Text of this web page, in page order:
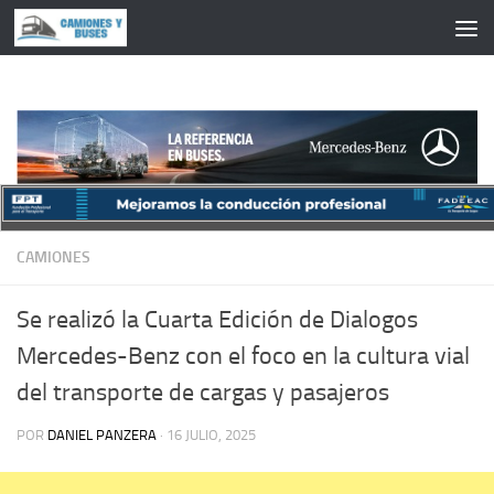
Saltar al contenido
CAMIONES
Se realizó la Cuarta Edición de Dialogos
Mercedes-Benz con el foco en la cultura vial
del transporte de cargas y pasajeros
POR DANIEL PANZERA · 16 JULIO, 2025